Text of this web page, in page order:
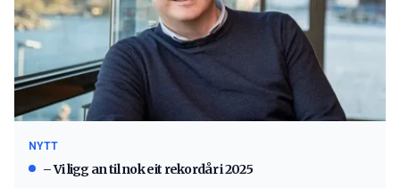
NYTT
– Vi ligg an til nok eit rekordår i 2025